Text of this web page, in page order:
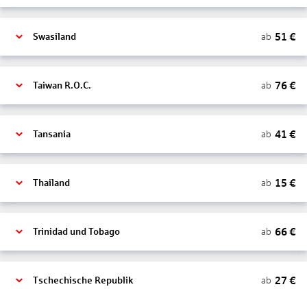
Swasiland ab 51 €
Taiwan R.O.C. ab 76€
Tansania ab 41 €
Thailand ab 15 €
Trinidad und Tobago ab 66€
Tschechische Republik ab 27 €